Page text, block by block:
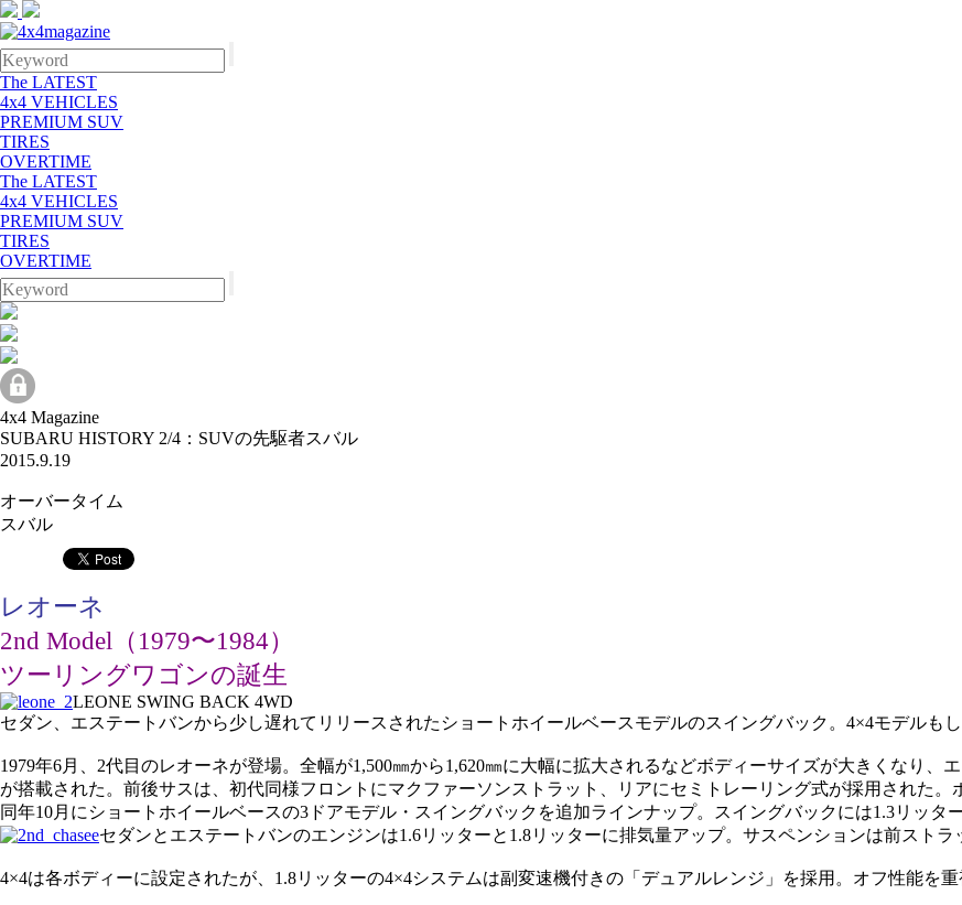
The LATEST
4x4 VEHICLES
PREMIUM SUV
TIRES
OVERTIME
The LATEST
4x4 VEHICLES
PREMIUM SUV
TIRES
OVERTIME
4x4 Magazine
SUBARU HISTORY 2/4：SUVの先駆者スバル
2015.9.19
オーバータイム
スバル
レオーネ
2nd Model（1979〜1984）
ツーリングワゴンの誕生
LEONE SWING BACK 4WD
セダン、エステートバンから少し遅れてリリースされたショートホイールベースモデルのスイングバック。4×4モデルも
1979年6月、2代目のレオーネが登場。全幅が1,500㎜から1,620㎜に大幅に拡大されるなどボディーサイズが大きくなり、
が搭載された。前後サスは、初代同様フロントにマクファーソンストラット、リアにセミトレーリング式が採用された
同年10月にショートホイールベースの3ドアモデル・スイングバックを追加ラインナップ。スイングバックには1.3リッタ
セダンとエステートバンのエンジンは1.6リッターと1.8リッターに排気量アップ。サスペンションは前ストラ
4×4は各ボディーに設定されたが、1.8リッターの4×4システムは副変速機付きの「デュアルレンジ」を採用。オフ性能を